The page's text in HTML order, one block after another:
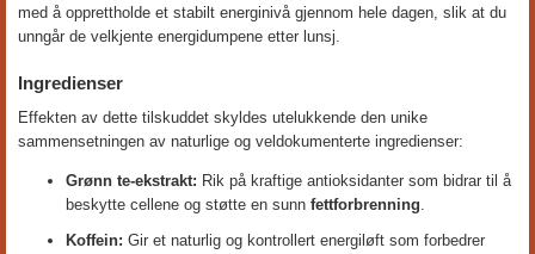
med å opprettholde et stabilt energinivå gjennom hele dagen, slik at du
unngår de velkjente energidumpene etter lunsj.
Ingredienser
Effekten av dette tilskuddet skyldes utelukkende den unike
sammensetningen av naturlige og veldokumenterte ingredienser:
Grønn te-ekstrakt: Rik på kraftige antioksidanter som bidrar til å
beskytte cellene og støtte en sunn fettforbrenning.
Koffein: Gir et naturlig og kontrollert energiløft som forbedrer